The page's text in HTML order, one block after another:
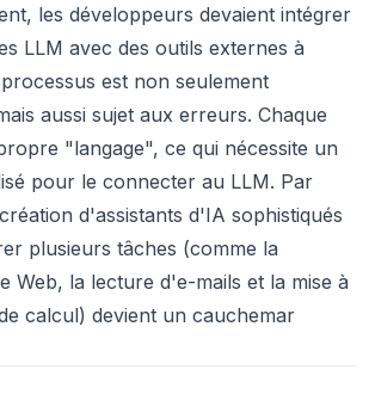
les développeurs devaient intégrer
LLM avec des outils externes à
est non seulement
aussi sujet aux erreurs. Chaque
"langage", ce qui nécessite un
pour le connecter au LLM. Par
d'assistants d'IA sophistiqués
plusieurs tâches (comme la
Web, la lecture d'e-mails et la mise à
calcul) devient un cauchemar